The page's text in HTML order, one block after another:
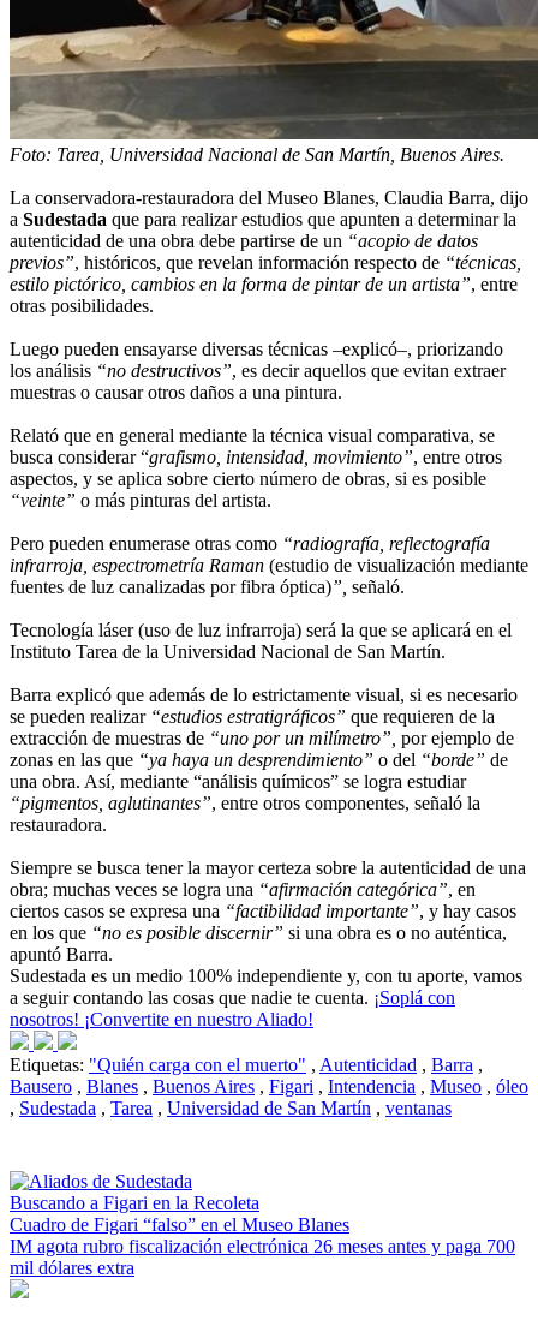
Foto: Tarea, Universidad Nacional de San Martín, Buenos Aires.
La conservadora-restauradora del Museo Blanes, Claudia Barra, dijo
a Sudestada que para realizar estudios que apunten a determinar la
autenticidad de una obra debe partirse de un “acopio de datos
previos”, históricos, que revelan información respecto de “técnicas,
estilo pictórico, cambios en la forma de pintar de un artista”, entre
otras posibilidades.
Luego pueden ensayarse diversas técnicas –explicó–, priorizando
los análisis “no destructivos”, es decir aquellos que evitan extraer
muestras o causar otros daños a una pintura.
Relató que en general mediante la técnica visual comparativa, se
busca considerar “grafismo, intensidad, movimiento”, entre otros
aspectos, y se aplica sobre cierto número de obras, si es posible
“veinte” o más pinturas del artista.
Pero pueden enumerase otras como “radiografía, reflectografía
infrarroja, espectrometría Raman (estudio de visualización mediante
fuentes de luz canalizadas por fibra óptica)”, señaló.
Tecnología láser (uso de luz infrarroja) será la que se aplicará en el
Instituto Tarea de la Universidad Nacional de San Martín.
Barra explicó que además de lo estrictamente visual, si es necesario
se pueden realizar “estudios estratigráficos” que requieren de la
extracción de muestras de “uno por un milímetro”, por ejemplo de
zonas en las que “ya haya un desprendimiento” o del “borde” de
una obra. Así, mediante “análisis químicos” se logra estudiar
“pigmentos, aglutinantes”, entre otros componentes, señaló la
restauradora.
Siempre se busca tener la mayor certeza sobre la autenticidad de una
obra; muchas veces se logra una “afirmación categórica”, en
ciertos casos se expresa una “factibilidad importante”, y hay casos
en los que “no es posible discernir” si una obra es o no auténtica,
apuntó Barra.
Sudestada es un medio 100% independiente y, con tu aporte, vamos
a seguir contando las cosas que nadie te cuenta. ¡Soplá con
nosotros! ¡Convertite en nuestro Aliado!
Etiquetas: "Quién carga con el muerto" , Autenticidad , Barra ,
Bausero , Blanes , Buenos Aires , Figari , Intendencia , Museo , óleo
, Sudestada , Tarea , Universidad de San Martín , ventanas
Buscando a Figari en la Recoleta
Cuadro de Figari “falso” en el Museo Blanes
IM agota rubro fiscalización electrónica 26 meses antes y paga 700
mil dólares extra